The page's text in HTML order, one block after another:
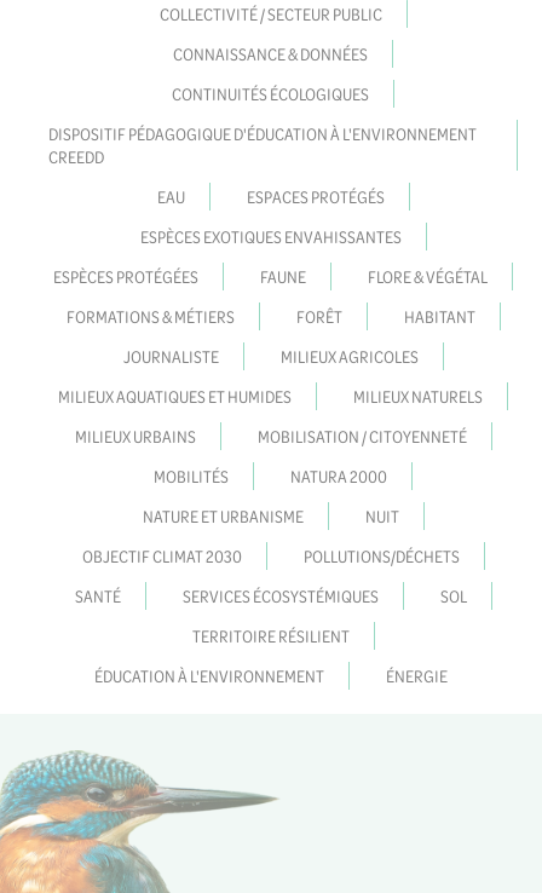
COLLECTIVITÉ / SECTEUR PUBLIC
CONNAISSANCE & DONNÉES
CONTINUITÉS ÉCOLOGIQUES
DISPOSITIF PÉDAGOGIQUE D'ÉDUCATION À L'ENVIRONNEMENT
CREEDD
EAU
ESPACES PROTÉGÉS
ESPÈCES EXOTIQUES ENVAHISSANTES
ESPÈCES PROTÉGÉES
FAUNE
FLORE & VÉGÉTAL
FORMATIONS & MÉTIERS
FORÊT
HABITANT
JOURNALISTE
MILIEUX AGRICOLES
MILIEUX AQUATIQUES ET HUMIDES
MILIEUX NATURELS
MILIEUX URBAINS
MOBILISATION / CITOYENNETÉ
MOBILITÉS
NATURA 2000
NATURE ET URBANISME
NUIT
OBJECTIF CLIMAT 2030
POLLUTIONS/DÉCHETS
SANTÉ
SERVICES ÉCOSYSTÉMIQUES
SOL
TERRITOIRE RÉSILIENT
ÉDUCATION À L'ENVIRONNEMENT
ÉNERGIE